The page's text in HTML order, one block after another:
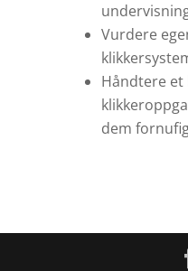
Vurdere
Håndtere et
dem